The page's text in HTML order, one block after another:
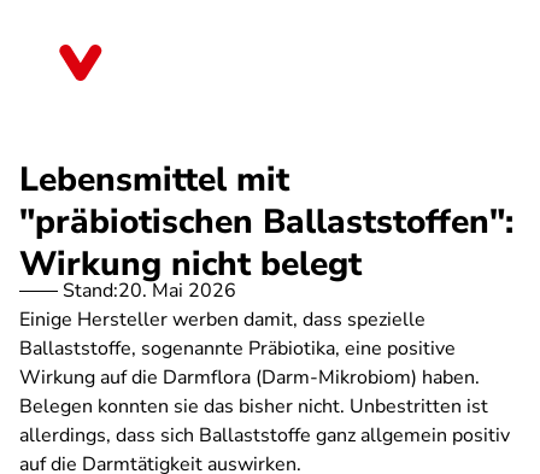
Lebensmittel mit
"präbiotischen Ballaststoffen":
Wirkung nicht belegt
Stand:20. Mai 2026
Einige Hersteller werben damit, dass spezielle
Ballaststoffe, sogenannte Präbiotika, eine positive
Wirkung auf die Darmflora (Darm-Mikrobiom) haben.
Belegen konnten sie das bisher nicht. Unbestritten ist
allerdings, dass sich Ballaststoffe ganz allgemein positiv
auf die Darmtätigkeit auswirken.